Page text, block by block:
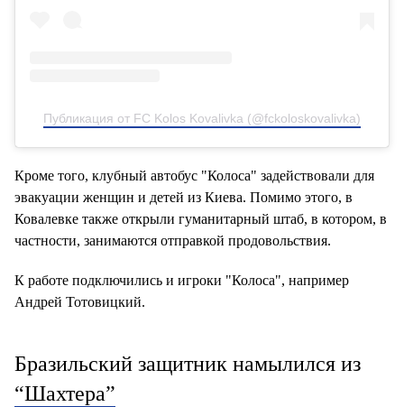
Публикация от FC Kolos Kovalivka (@fckoloskovalivka)
Кроме того, клубный автобус "Колоса" задействовали для
эвакуации женщин и детей из Киева. Помимо этого, в
Ковалевке также открыли гуманитарный штаб, в котором, в
частности, занимаются отправкой продовольствия.
К работе подключились и игроки "Колоса", например
Андрей Тотовицкий.
Бразильский защитник намылился из
“Шахтера”